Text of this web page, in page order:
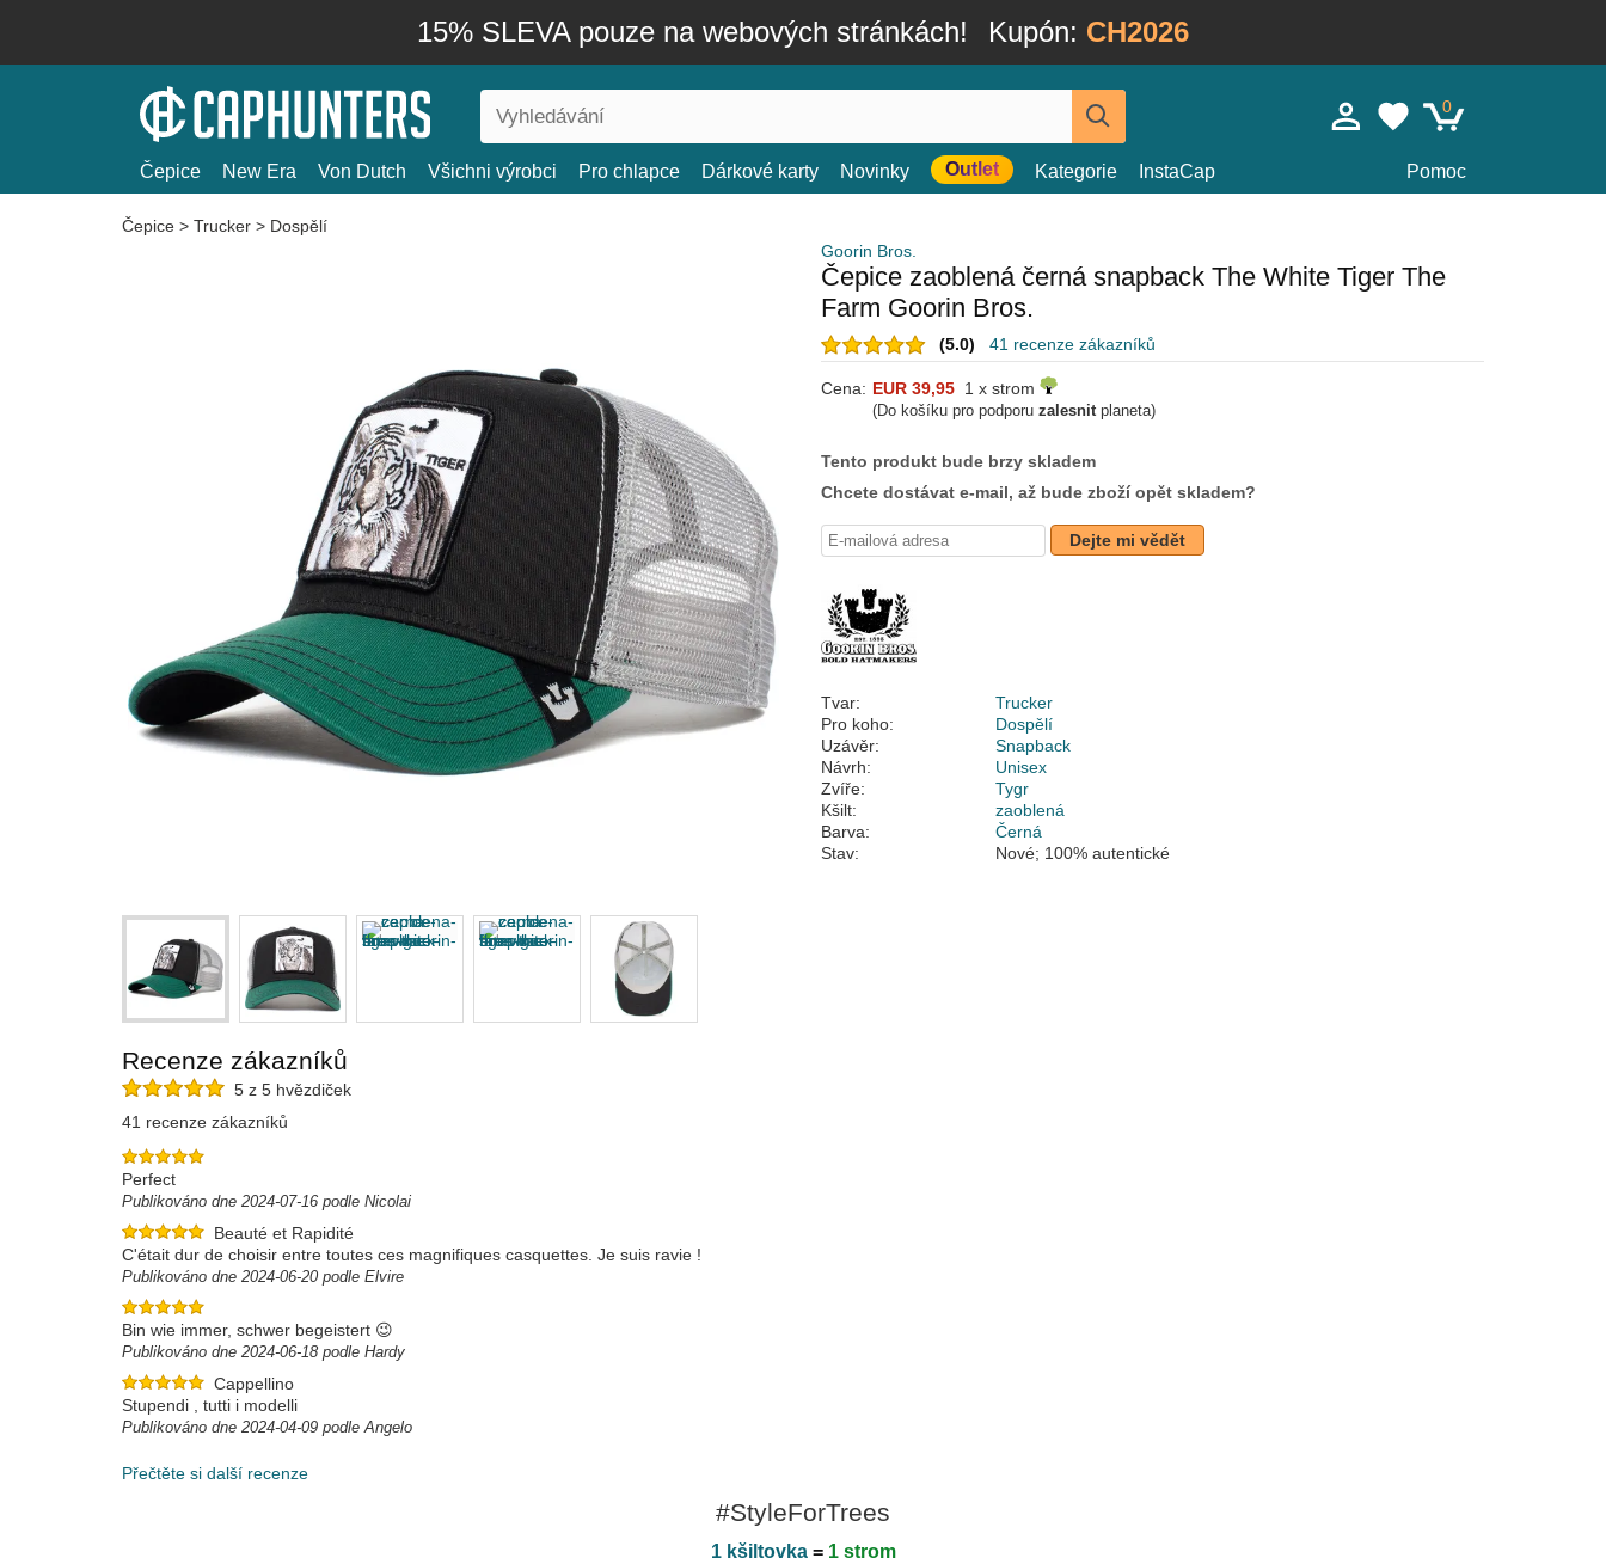
15% SLEVA pouze na webových stránkách! Kupón: CH2026
0
Čepice New Era Von Dutch Všichni výrobci Pro chlapce Dárkové karty Novinky Outlet Kategorie InstaCap Pomoc
Čepice > Trucker > Dospělí
Goorin Bros.
Čepice zaoblená černá snapback The White Tiger The
Farm Goorin Bros.
(5.0) 41 recenze zákazníků
Cena: EUR 39,95 1 x strom
(Do košíku pro podporu zalesnitplaneta)
Tento produkt bude brzy skladem
Chcete dostávat e-mail, až bude zboží opět skladem?
Dejte mi vědět
Tvar:
Trucker
Pro koho:
Dospělí
Uzávěr:
Snapback
Návrh:
Unisex
Zvíře:
Tygr
Kšilt:
zaoblená
Barva:
Černá
Stav:
Nové; 100% autentické
Recenze zákazníků
5 z 5 hvězdiček
41 recenze zákazníků
Perfect
Publikováno dne 2024-07-16 podle Nicolai
Beauté et Rapidité
C'était dur de choisir entre toutes ces magnifiques casquettes. Je suis ravie !
Publikováno dne 2024-06-20 podle Elvire
Bin wie immer, schwer begeistert 😉
Publikováno dne 2024-06-18 podle Hardy
Cappellino
Stupendi , tutti i modelli
Publikováno dne 2024-04-09 podle Angelo
Přečtěte si další recenze
#StyleForTrees
1 kšiltovka= 1 strom